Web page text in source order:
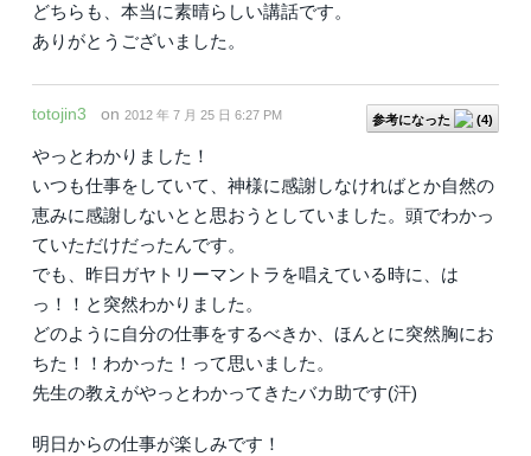
どちらも、本当に素晴らしい講話です。
ありがとうございました。
参考になった (4)
totojin3 on 2012 年 7 月 25 日 6:27 PM
やっとわかりました！
いつも仕事をしていて、神様に感謝しなければとか自然の
恵みに感謝しないとと思おうとしていました。頭でわかっ
ていただけだったんです。
でも、昨日ガヤトリーマントラを唱えている時に、は
っ！！と突然わかりました。
どのように自分の仕事をするべきか、ほんとに突然胸にお
ちた！！わかった！って思いました。
先生の教えがやっとわかってきたバカ助です(汗)
明日からの仕事が楽しみです！